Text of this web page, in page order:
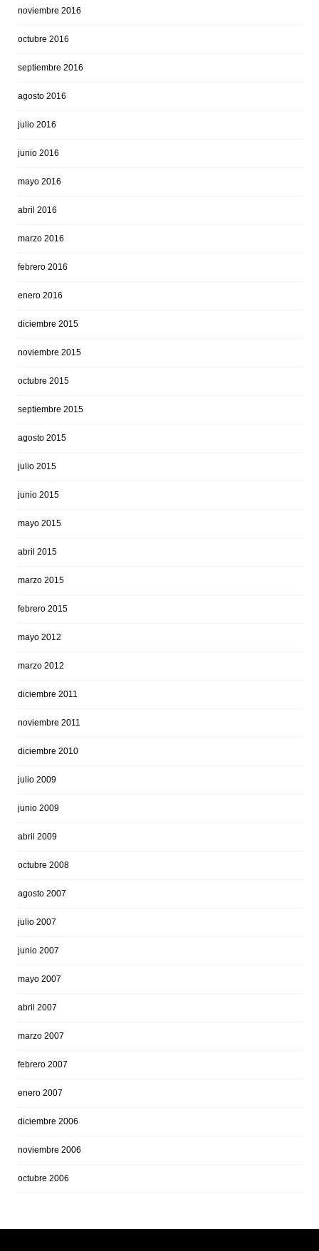
noviembre 2016
octubre 2016
septiembre 2016
agosto 2016
julio 2016
junio 2016
mayo 2016
abril 2016
marzo 2016
febrero 2016
enero 2016
diciembre 2015
noviembre 2015
octubre 2015
septiembre 2015
agosto 2015
julio 2015
junio 2015
mayo 2015
abril 2015
marzo 2015
febrero 2015
mayo 2012
marzo 2012
diciembre 2011
noviembre 2011
diciembre 2010
julio 2009
junio 2009
abril 2009
octubre 2008
agosto 2007
julio 2007
junio 2007
mayo 2007
abril 2007
marzo 2007
febrero 2007
enero 2007
diciembre 2006
noviembre 2006
octubre 2006